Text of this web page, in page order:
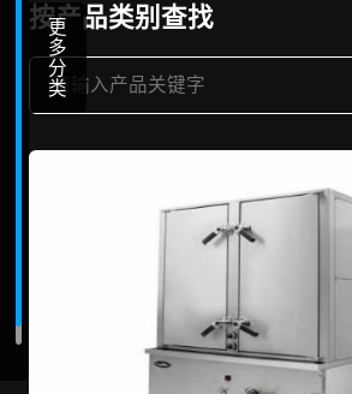
按产品类别查找
更
多
分
类